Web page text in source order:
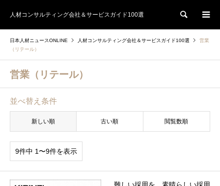
人材コンサルティング会社＆サービスガイド100選 検索
日本人材ニュースONLINE 人材コンサルティング会社＆サービスガイド100選
営業
（リテール）
営業（リテール）
並べ替え条件
新しい順 古い順 閲覧数順
9件中 1〜9件を表示
難しい採用を、素晴らしい採用